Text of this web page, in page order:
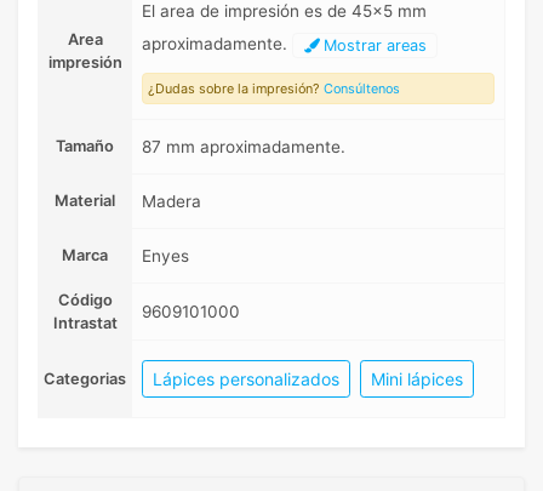
Area
impresión
El area de impresión es de 45x5 mm
aproximadamente.
Mostrar areas
¿Dudas sobre la impresión? Consúltenos
Tamaño 87 mm aproximadamente.
Material Madera
Marca Enyes
Código
Intrastat
9609101000
Categorias Lápices personalizados Mini lápices